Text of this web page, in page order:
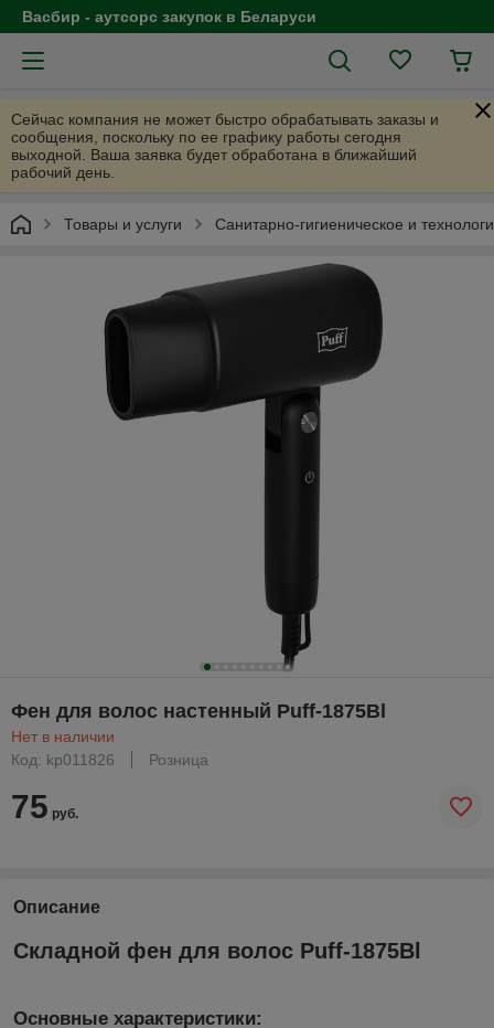
Васбир - аутсорс закупок в Беларуси
Сейчас компания не может быстро обрабатывать заказы и
сообщения, поскольку по ее графику работы сегодня
выходной. Ваша заявка будет обработана в ближайший
рабочий день.
Товары и услуги Санитарно-гигиеническое и
Фен для волос настенный Puff-1875Bl
Нет в наличии
Код: kp011826
Розница
75 руб.
Описание
Складной фен для волос Puff-1875Bl
Основные характеристики: